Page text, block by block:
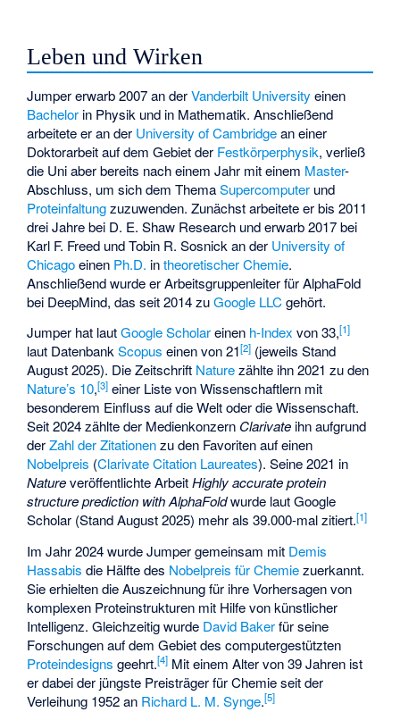
Leben und Wirken
Jumper erwarb 2007 an derVanderbilt University einen
Bachelor in Physik und in Mathematik. Anschließend
arbeitete er an der University of Cambridgean einer
Doktorarbeit auf dem Gebiet der Festkörperphysik, verließ
die Uni aber bereits nach einem Jahr mit einem Master-
Abschluss, um sich dem ThemaSupercomputer und
Proteinfaltungzuzuwenden. Zunächst arbeitete er bis 2011
drei Jahre bei D. E. Shaw Research und erwarb 2017 bei
Karl F. Freed undTobin R. Sosnick an der University of
Chicagoeinen Ph.D. intheoretischer Chemie.
Anschließend wurde er Arbeitsgruppenleiter für AlphaFold
bei DeepMind, das seit 2014 zuGoogle LLCgehört.
Jumper hat lautGoogle Scholareinen h-Index von 33,[1]
laut DatenbankScopus einen von 21[2] (jeweils Stand
August 2025). Die Zeitschrift Naturezählte ihn 2021 zu den
Nature’s 10,[3] einer Liste von Wissenschaftlern mit
besonderem Einfluss auf die Welt oder die Wissenschaft.
Seit 2024 zählte der Medienkonzern Clarivate ihn aufgrund
derZahl der Zitationenzu den Favoriten auf einen
Nobelpreis (Clarivate Citation Laureates). Seine 2021 in
Natureveröffentlichte ArbeitHighly accurate protein
structure prediction with AlphaFoldwurde laut Google
Scholar (Stand August 2025) mehr als 39.000-mal zitiert.[1]
Im Jahr 2024 wurde Jumper gemeinsam mit Demis
Hassabis die Hälfte des Nobelpreis für Chemiezuerkannt.
Sie erhielten die Auszeichnung für ihre Vorhersagen von
komplexen Proteinstrukturen mit Hilfe von künstlicher
Intelligenz. Gleichzeitig wurde David Bakerfür seine
Forschungen auf dem Gebiet des computergestützten
Proteindesigns geehrt.[4] Mit einem Alter von 39 Jahren ist
er dabei der jüngste Preisträger für Chemie seit der
Verleihung 1952 an Richard L. M. Synge.[5]